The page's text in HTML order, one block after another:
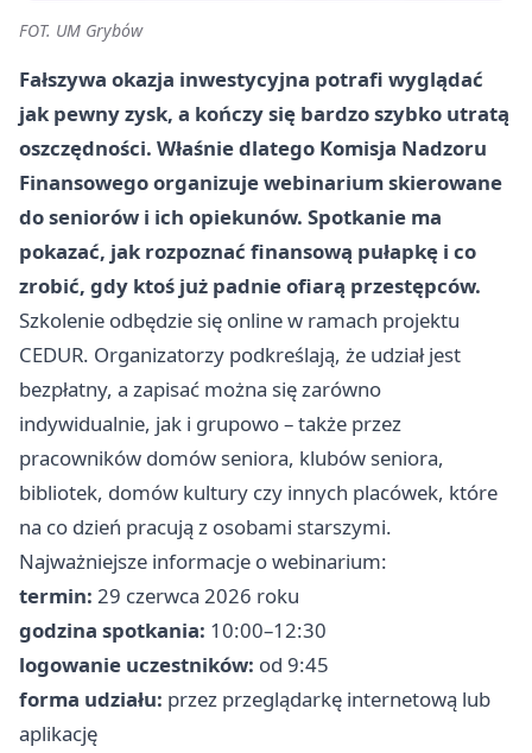
FOT. UM Grybów
Fałszywa okazja inwestycyjna potrafi wyglądać
jak pewny zysk, a kończy się bardzo szybko utratą
oszczędności. Właśnie dlatego Komisja Nadzoru
Finansowego organizuje webinarium skierowane
do seniorów i ich opiekunów. Spotkanie ma
pokazać, jak rozpoznać finansową pułapkę i co
zrobić, gdy ktoś już padnie ofiarą przestępców.
Szkolenie odbędzie się online w ramach projektu
CEDUR. Organizatorzy podkreślają, że udział jest
bezpłatny, a zapisać można się zarówno
indywidualnie, jak i grupowo – także przez
pracowników domów seniora, klubów seniora,
bibliotek, domów kultury czy innych placówek, które
na co dzień pracują z osobami starszymi.
Najważniejsze informacje o webinarium:
termin: 29 czerwca 2026 roku
godzina spotkania: 10:00–12:30
logowanie uczestników: od 9:45
forma udziału: przez przeglądarkę internetową lub
aplikację